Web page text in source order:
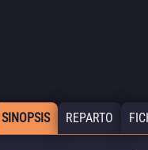
SINOPSIS REPARTO